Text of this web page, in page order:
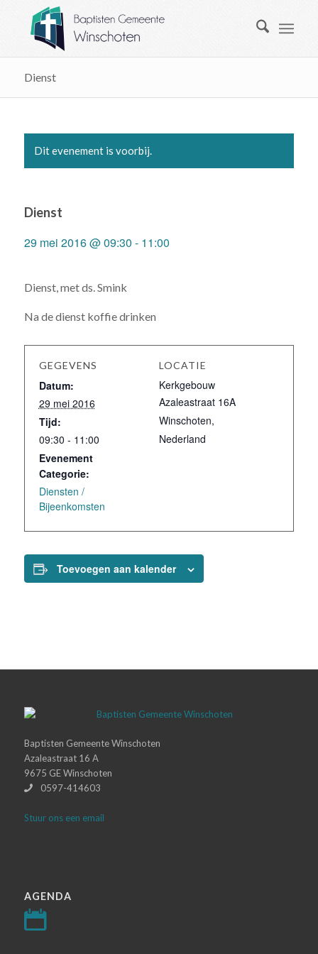
Dienst
Dit evenement is voorbij.
Dienst
29 mei 2016 @ 09:30 - 11:00
Dienst, met ds. Smink
Na de dienst koffie drinken
GEGEVENS
Datum:
29 mei 2016
Tijd:
09:30 - 11:00
Evenement
Categorie:
Diensten /
Bijeenkomsten
LOCATIE
Kerkgebouw
Azaleastraat 16A
Winschoten,
Nederland
Toevoegen aan kalender
Baptisten Gemeente Winschoten
Azaleastraat 16 A
9675 GE Winschoten
0597-414603
Stuur ons een email
AGENDA